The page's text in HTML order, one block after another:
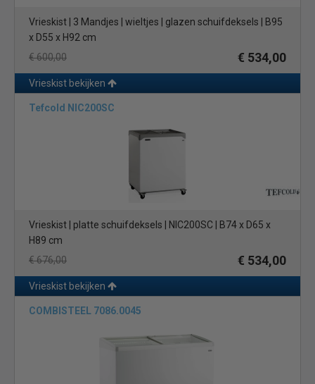
Vrieskist | 3 Mandjes | wieltjes | glazen schuifdeksels | B95
x D55 x H92 cm
€ 600,00
€ 534,00
Vrieskist bekijken
Tefcold NIC200SC
Vrieskist | platte schuifdeksels | NIC200SC | B74 x D65 x
H89 cm
€ 676,00
€ 534,00
Vrieskist bekijken
COMBISTEEL 7086.0045